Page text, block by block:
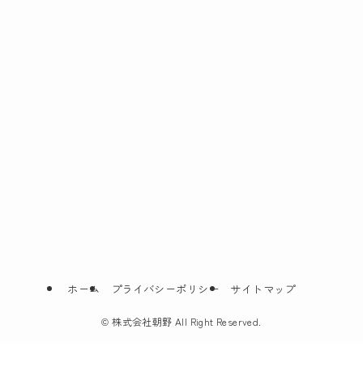
ホーム プライバシーポリシー サイトマップ
© 株式会社朝野 All Right Reserved.